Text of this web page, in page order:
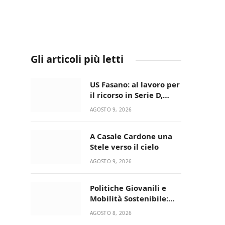
Gli articoli più letti
US Fasano: al lavoro per
il ricorso in Serie D,
nessun caso-calciatori
AGOSTO 9, 2026
A Casale Cardone una
Stele verso il cielo
AGOSTO 9, 2026
Politiche Giovanili e
Mobilità Sostenibile:
premiati gli studenti
AGOSTO 8, 2026